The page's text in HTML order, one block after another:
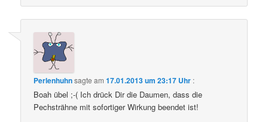
Perlenhuhnsagte am17.01.2013 um 23:17 Uhr :
Boah übel ;-( Ich drück Dir die Daumen, dass die
Pechsträhne mit sofortiger Wirkung beendet ist!